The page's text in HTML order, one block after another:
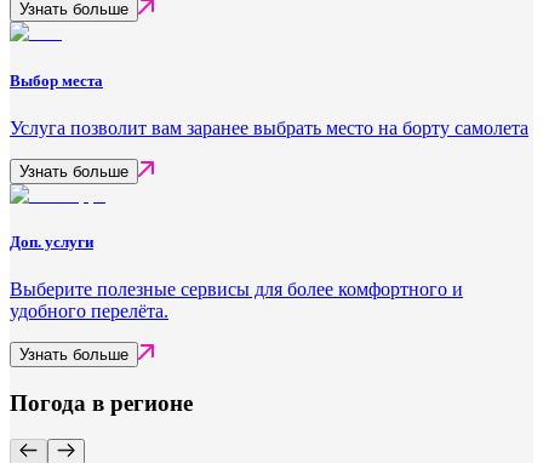
Узнать больше
Выбор места
Услуга позволит вам заранее выбрать место на борту самолета
Узнать больше
Доп. услуги
Выберите полезные сервисы для более комфортного и
удобного перелёта.
Узнать больше
Погода в регионе